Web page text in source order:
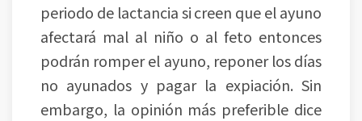
periodo de lactancia si creen que el ayuno
afectará mal al niño o al feto entonces
podrán romper el ayuno, reponer los días
no ayunados y pagar la expiación. Sin
embargo, la opinión más preferible dice